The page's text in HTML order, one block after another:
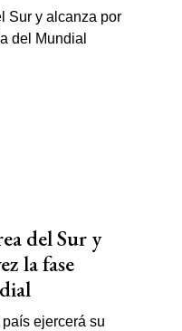
del Sur y
la fase